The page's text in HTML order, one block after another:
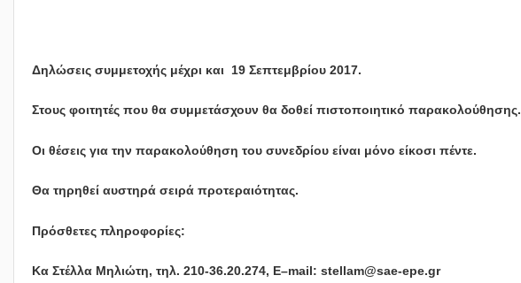
Δηλώσεις συμμετοχής μέχρι και 19 Σεπτεμβρίου 2017.
Στους φοιτητές που θα συμμετάσχουν θα δοθεί πιστοποιητικό παρακολούθησης.
Οι θέσεις για την παρακολούθηση του συνεδρίου είναι μόνο είκοσι πέντε.
Θα τηρηθεί αυστηρά σειρά προτεραιότητας.
Πρόσθετες πληροφορίες:
Κα Στέλλα Μηλιώτη, τηλ. 210-36.20.274, E–mail: stellam@sae-epe.gr